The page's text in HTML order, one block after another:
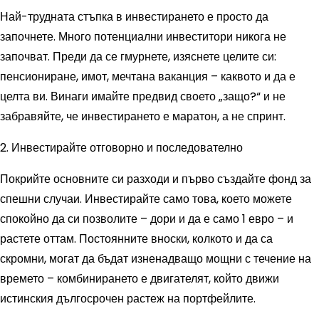
Най-трудната стъпка в инвестирането е просто да
започнете. Много потенциални инвеститори никога не
започват. Преди да се гмурнете, изяснете целите си:
пенсиониране, имот, мечтана ваканция – каквото и да е
целта ви. Винаги имайте предвид своето „защо?“ и не
забравяйте, че инвестирането е маратон, а не спринт.
2. Инвестирайте отговорно и последователно
Покрийте основните си разходи и първо създайте фонд за
спешни случаи. Инвестирайте само това, което можете
спокойно да си позволите – дори и да е само 1 евро – и
растете оттам. Постоянните вноски, колкото и да са
скромни, могат да бъдат изненадващо мощни с течение на
времето – комбинирането е двигателят, който движи
истинския дългосрочен растеж на портфейлите.